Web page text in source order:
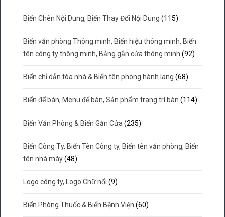
Biển Chèn Nội Dung, Biển Thay Đổi Nội Dung (115)
Biển văn phòng Thông minh, Biển hiệu thông minh, Biển
tên công ty thông minh, Bảng gắn cửa thông minh (92)
Biển chỉ dẫn tòa nhà & Biển tên phòng hành lang (68)
Biển để bàn, Menu để bàn, Sản phẩm trang trí bàn (114)
Biển Văn Phòng & Biển Gắn Cửa (235)
Biển Công Ty, Biển Tên Công ty, Biển tên văn phòng, Biển
tên nhà máy (48)
Logo công ty, Logo Chữ nổi (9)
Biển Phòng Thuốc & Biển Bệnh Viện (60)